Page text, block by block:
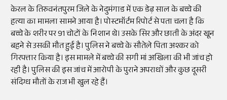
केरल के तिरुवनंतपुरम जिले के नेदुमंगाड में एक डेढ़ साल के बच्चे की
हत्या का मामला सामने आया है। पोस्टमॉर्टम रिपोर्ट से पता चला है कि
बच्चे के शरीर पर 91 चोटों के निशान थे। उसके सिर और छाती के अंदर खून
बहने से उसकी मौत हुई है। पुलिस ने बच्चे के सौतेले पिता अश्कर को
गिरफ्तार किया है। इस मामले में बच्चे की सगी मां अखिला की भी जांच हो
रही है। पुलिस की इस जांच में आरोपी के पुराने अपराधों और कुछ दूसरी
संदिग्ध मौतों के राज भी खुल रहे हैं।